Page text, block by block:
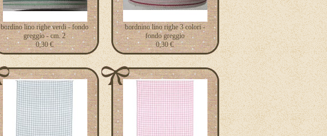
bordino lino righe verdi - fondo
greggio - cm. 2
0,30 €
bordnino lino righe 3 colori -
fondo greggio
0,30 €